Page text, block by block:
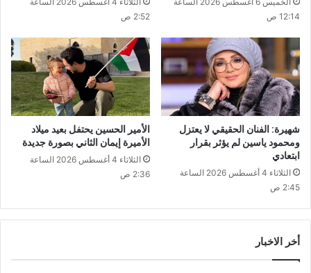
12:14 ص
2:52 ص
شهيرة: الفنان الحقيقي لا يعتزل
ومحمود ياسين لم يؤثر بقرار
ابتعادي
الثلاثاء 4 أغسطس 2026 الساعة
2:45 ص
الأمير الحسين يحتفل بعيد ميلاد
الأميرة إيمان الثاني بصورة جديدة
الثلاثاء 4 أغسطس 2026 الساعة
2:36 ص
أخر الاخبار